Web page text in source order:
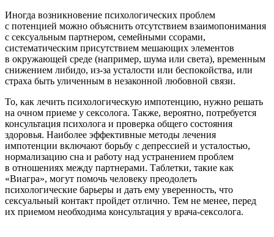
Иногда возникновение психологических проблем
с потенцией можно объяснить отсутствием взаимопонимания
с сексуальным партнером, семейными ссорами,
систематическим присутствием мешающих элементов
в окружающей среде (например, шума или света), временным
снижением либидо, из-за усталости или беспокойства, или
страха быть уличенным в незаконной любовной связи.
То, как лечить психологическую импотенцию, нужно решать
на очном приеме у сексолога. Также, вероятно, потребуется
консультация психолога и проверка общего состояния
здоровья. Наиболее эффективные методы лечения
импотенции включают борьбу с депрессией и усталостью,
нормализацию сна и работу над устранением проблем
в отношениях между партнерами. Таблетки, такие как
«Виагра», могут помочь человеку преодолеть
психологические барьеры и дать ему уверенность, что
сексуальный контакт пройдет отлично. Тем не менее, перед
их приемом необходима консультация у врача-сексолога.